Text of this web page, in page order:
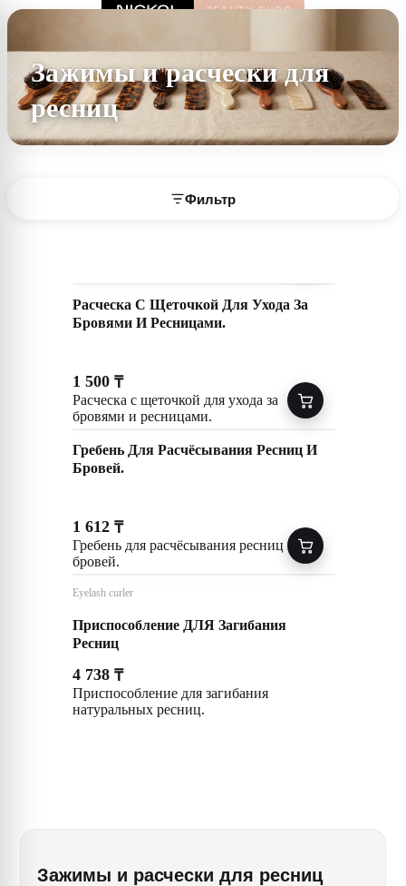
Зажимы и расчески для
ресниц
Фильтр
Расческа С Щеточкой Для Ухода За
Бровями И Ресницами.
1 500 ₸
Расческа с щеточкой для ухода за
бровями и ресницами.
Гребень Для Расчёсывания Ресниц И
Бровей.
1 612 ₸
Гребень для расчёсывания ресниц и
бровей.
Eyelash curler
Приспособление ДЛЯ Загибания
Ресниц
4 738 ₸
Приспособление для загибания
натуральных ресниц.
Зажимы и расчески для ресниц